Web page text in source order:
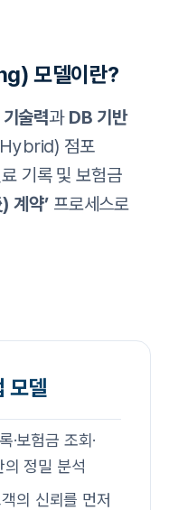
모델이란?
기술력과 DB 기반
점포
기록 및 보험금
계약’ 프로세스로
모델
·보험금 조회·
정밀 분석
의 신뢰를 먼저